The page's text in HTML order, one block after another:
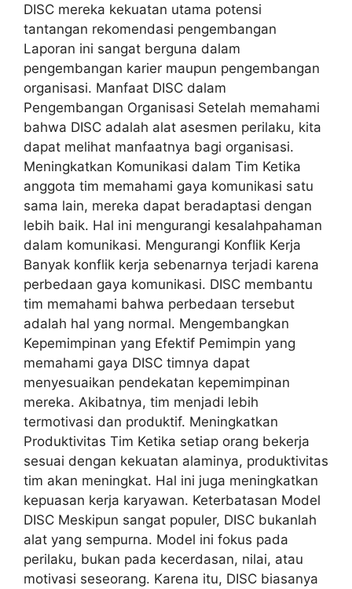
DISC mereka kekuatan utama potensi
tantangan rekomendasi pengembangan
Laporan ini sangat berguna dalam
pengembangan karier maupun pengembangan
organisasi. Manfaat DISC dalam
Pengembangan Organisasi Setelah memahami
bahwa DISC adalah alat asesmen perilaku, kita
dapat melihat manfaatnya bagi organisasi.
Meningkatkan Komunikasi dalam Tim Ketika
anggota tim memahami gaya komunikasi satu
sama lain, mereka dapat beradaptasi dengan
lebih baik. Hal ini mengurangi kesalahpahaman
dalam komunikasi. Mengurangi Konflik Kerja
Banyak konflik kerja sebenarnya terjadi karena
perbedaan gaya komunikasi. DISC membantu
tim memahami bahwa perbedaan tersebut
adalah hal yang normal. Mengembangkan
Kepemimpinan yang Efektif Pemimpin yang
memahami gaya DISC timnya dapat
menyesuaikan pendekatan kepemimpinan
mereka. Akibatnya, tim menjadi lebih
termotivasi dan produktif. Meningkatkan
Produktivitas Tim Ketika setiap orang bekerja
sesuai dengan kekuatan alaminya, produktivitas
tim akan meningkat. Hal ini juga meningkatkan
kepuasan kerja karyawan. Keterbatasan Model
DISC Meskipun sangat populer, DISC bukanlah
alat yang sempurna. Model ini fokus pada
perilaku, bukan pada kecerdasan, nilai, atau
motivasi seseorang. Karena itu, DISC biasanya